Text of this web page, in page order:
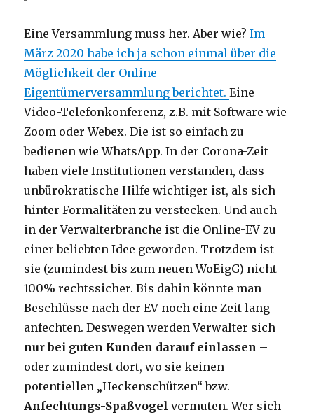
Eine Versammlung muss her. Aber wie?Im
März 2020 habe ich ja schon einmal über die
Möglichkeit der Online-
Eigentümerversammlung berichtet.Eine
Video-Telefonkonferenz, z.B. mit Software wie
Zoom oder Webex. Die ist so einfach zu
bedienen wie WhatsApp. In der Corona-Zeit
haben viele Institutionen verstanden, dass
unbürokratische Hilfe wichtiger ist, als sich
hinter Formalitäten zu verstecken. Und auch
in der Verwalterbranche ist die Online-EV zu
einer beliebten Idee geworden. Trotzdem ist
sie (zumindest bis zum neuen WoEigG) nicht
100% rechtssicher. Bis dahin könnte man
Beschlüsse nach der EV noch eine Zeit lang
anfechten. Deswegen werden Verwalter sich
nur bei guten Kunden darauf einlassen –
oder zumindest dort, wo sie keinen
potentiellen „Heckenschützen“ bzw.
Anfechtungs-Spaßvogelvermuten. Wer sich